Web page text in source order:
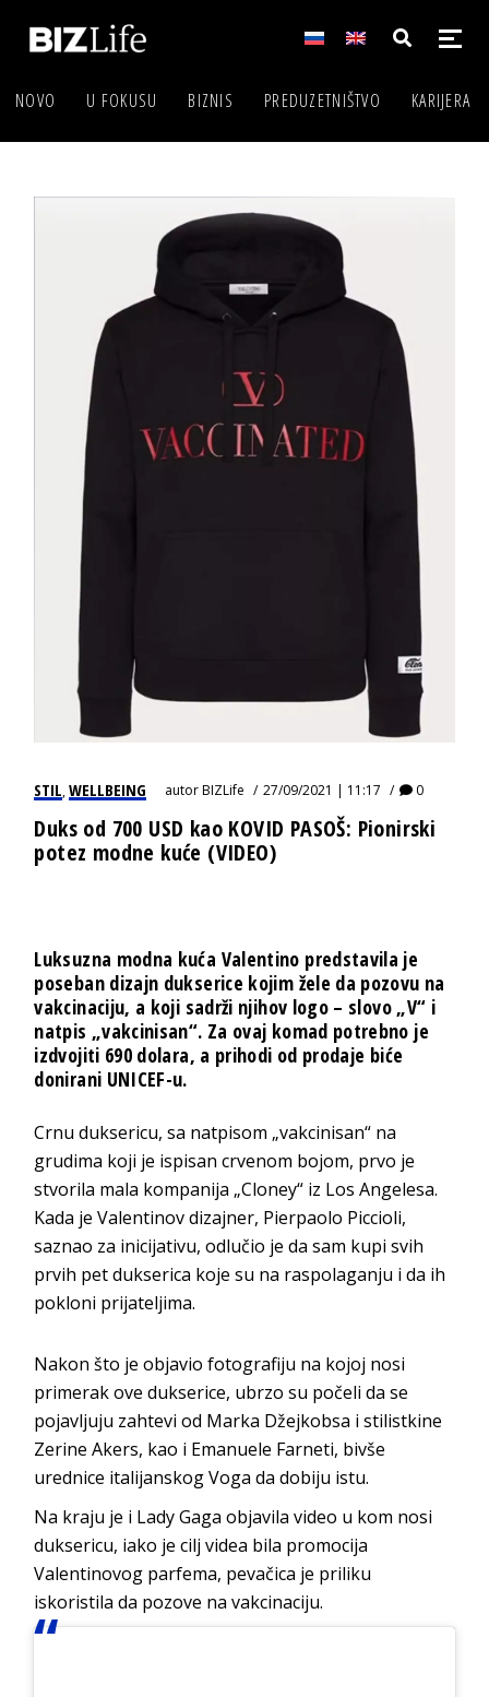
NOVO U FOKUSU BIZNIS PREDUZETNIŠTVO KARIJERA
STIL,WELLBEING autorBIZLife 27/09/2021 | 11:17 0
Duks od 700 USD kao KOVID PASOŠ: Pionirski
potez modne kuće (VIDEO)
Luksuzna modna kuća Valentino predstavila je
poseban dizajn dukserice kojim žele da pozovu na
vakcinaciju, a koji sadrži njihov logo – slovo „V“ i
natpis „vakcinisan“. Za ovaj komad potrebno je
izdvojiti 690 dolara, a prihodi od prodaje biće
donirani UNICEF-u.
Crnu duksericu, sa natpisom „vakcinisan“ na
grudima koji je ispisan crvenom bojom, prvo je
stvorila mala kompanija „Cloney“ iz Los Angelesa.
Kada je Valentinov dizajner, Pierpaolo Piccioli,
saznao za inicijativu, odlučio je da sam kupi svih
prvih pet dukserica koje su na raspolaganju i da ih
pokloni prijateljima.
Nakon što je objavio fotografiju na kojoj nosi
primerak ove dukserice, ubrzo su počeli da se
pojavljuju zahtevi od Marka Džejkobsa i stilistkine
Zerine Akers, kao i Emanuele Farneti, bivše
urednice italijanskog Voga da dobiju istu.
Na kraju je i Lady Gaga objavila video u kom nosi
duksericu, iako je cilj videa bila promocija
Valentinovog parfema, pevačica je priliku
iskoristila da pozove na vakcinaciju.